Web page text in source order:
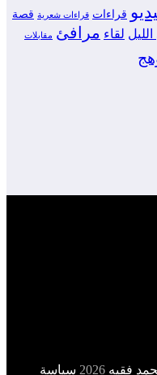
قراءات قراءات شعرية قصة
لقاء مرافئ مقابلات
فقيه سياسة